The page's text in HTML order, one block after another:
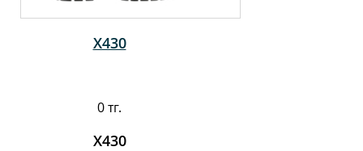
X430
0 тг.
X430